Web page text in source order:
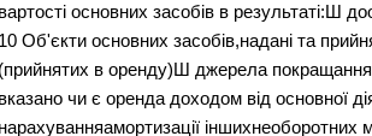
вартості основних засобів в результаті:Ш
10 Об'єкти основних засобів,надані та
(прийнятих в оренду)Ш джерела
вказано чи є оренда доходом від основної
нарахуванняамортизації